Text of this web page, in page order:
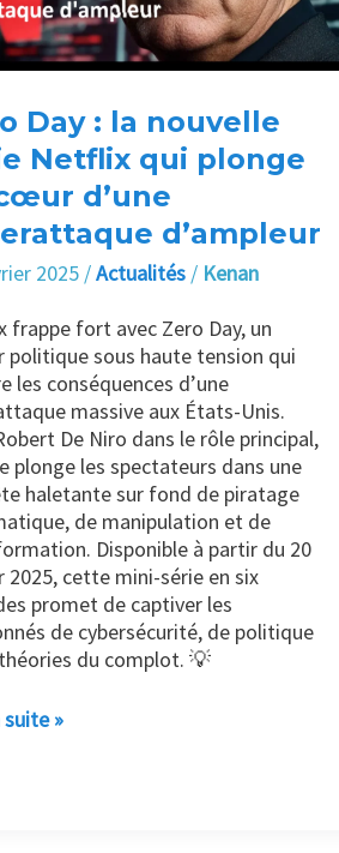
Day : la nouvelle
Netflix qui plonge
d’une
d’ampleur
2025 /Actualités / Kenan
frappe fort avec Zero Day, un
politique sous haute tension qui
les conséquences d’une
massive aux États-Unis.
De Niro dans le rôle principal,
plonge les spectateurs dans une
haletante sur fond de piratage
de manipulation et de
Disponible à partir du 20
2025, cette mini-série en six
promet de captiver les
de cybersécurité, de politique
du complot. 💡
suite »